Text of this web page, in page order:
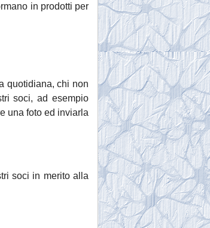
in prodotti per
quotidiana, chi non
soci, ad esempio
una foto ed inviarla
soci in merito alla